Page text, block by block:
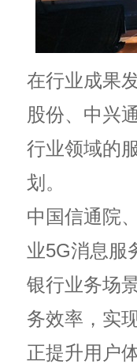
在行业成果
股份、中兴
行业领域的
划。
中国信通院
业5G消息服
银行业务场
务效率，实
正提升用户